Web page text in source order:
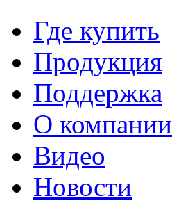
Где купить
Продукция
Поддержка
О компании
Видео
Новости